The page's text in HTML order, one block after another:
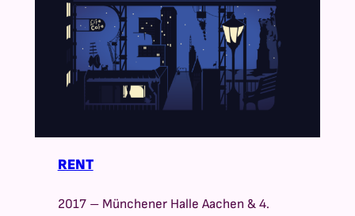
RENT
2017 – Münchener Halle Aachen & 4.